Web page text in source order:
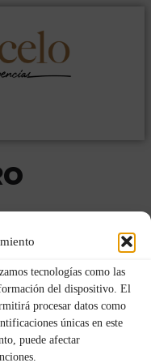
tecnologías como las
del dispositivo. El
procesar datos como
únicas en este
puede afectar
(GMT+01:00)